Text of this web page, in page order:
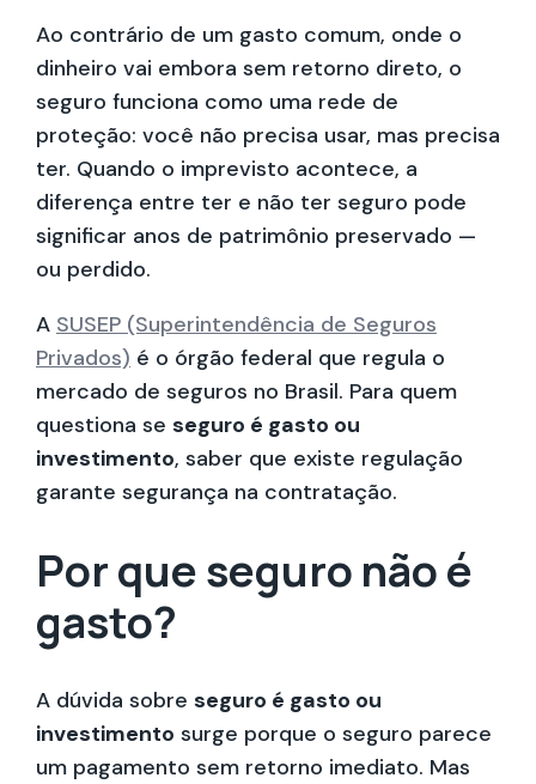
Ao contrário de um gasto comum, onde o
dinheiro vai embora sem retorno direto, o
seguro funciona como uma rede de
proteção: você não precisa usar, mas precisa
ter. Quando o imprevisto acontece, a
diferença entre ter e não ter seguro pode
significar anos de patrimônio preservado —
ou perdido.
A SUSEP (Superintendência de Seguros
Privados) é o órgão federal que regula o
mercado de seguros no Brasil. Para quem
questiona se seguro é gasto ou
investimento, saber que existe regulação
garante segurança na contratação.
Por que seguro não é
gasto?
A dúvida sobre seguro é gasto ou
investimento surge porque o seguro parece
um pagamento sem retorno imediato. Mas